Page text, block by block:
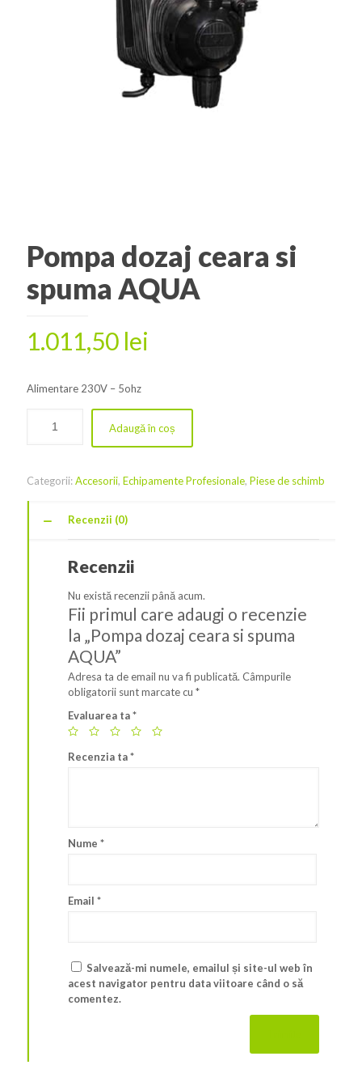
Pompa dozaj ceara si
spuma AQUA
1.011,50 lei
Alimentare 230V – 5ohz
Adaugă în coș
Categorii:Accesorii, Echipamente Profesionale, Piese de schimb
Recenzii (0)
Recenzii
Nu există recenzii până acum.
Fii primul care adaugi o recenzie
la „Pompa dozaj ceara si spuma
AQUA”
Adresa ta de email nu va fi publicată. Câmpurile
obligatorii sunt marcate cu *
Evaluarea ta*
Recenzia ta*
Nume *
Email *
Salvează-mi numele, emailul și site-ul web în
acest navigator pentru data viitoare când o să
comentez.